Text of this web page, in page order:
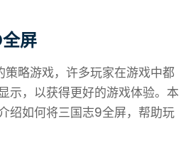
屏
略游戏，许多玩家在游戏中都
示，以获得更好的游戏体验。本
绍如何将三国志9全屏，帮助玩